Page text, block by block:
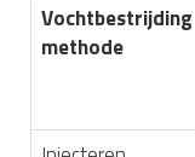
Vochtbestrijding
methode